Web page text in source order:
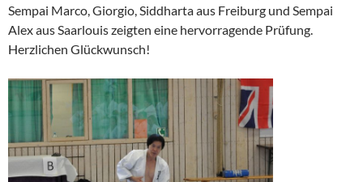
Sempai Marco, Giorgio, Siddharta aus Freiburg und Sempai
Alex aus Saarlouis zeigten eine hervorragende Prüfung.
Herzlichen Glückwunsch!